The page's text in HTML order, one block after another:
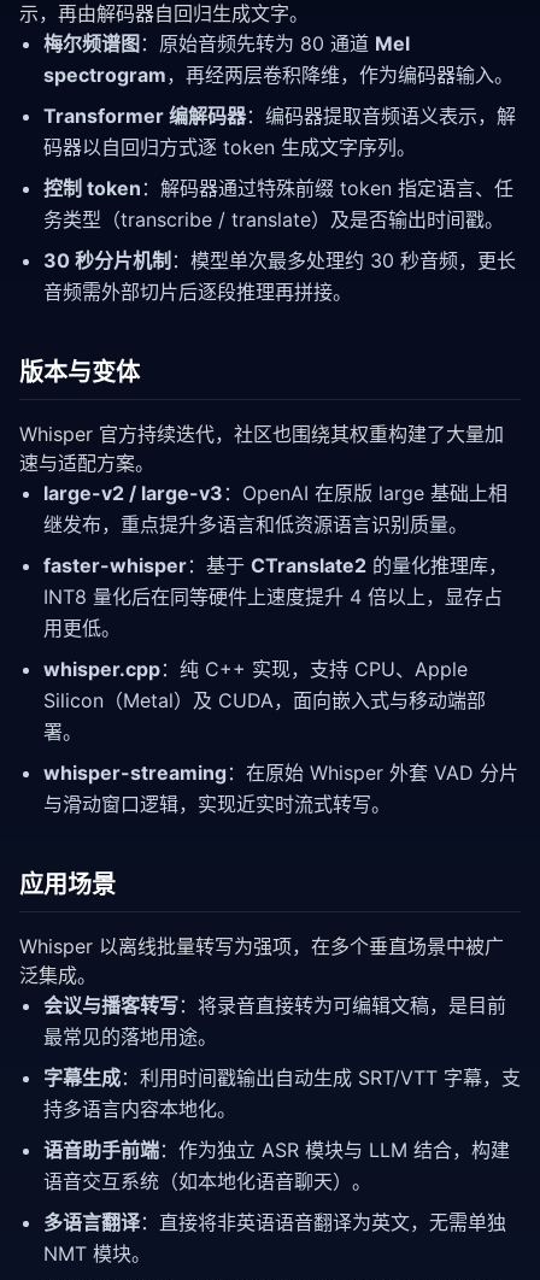
示，再由解码器自回归生成文字。
梅尔频谱图 ：原始音频先转为 80 通道 Mel
spectrogram，再经两层卷积降维，作为编码器输入。
Transformer 编解码器：编码器提取音频语义表示，解
码器以自回归方式逐 token 生成文字序列。
控制 token ：解码器通过特殊前缀 token 指定语言、任
务类型（transcribe / translate）及是否输出时间戳。
30 秒分片机制 ：模型单次最多处理约 30 秒音频，更长
音频需外部切片后逐段推理再拼接。
版本与变体
Whisper 官方持续迭代，社区也围绕其权重构建了大量加
速与适配方案。
large-v2 / large-v3 ：OpenAI 在原版 large 基础上相
继发布，重点提升多语言和低资源语言识别质量。
faster-whisper：基于 CTranslate2 的量化推理库，
INT8 量化后在同等硬件上速度提升 4 倍以上，显存占
用更低。
whisper.cpp：纯 C++ 实现，支持 CPU、Apple
Silicon（Metal）及 CUDA，面向嵌入式与移动端部
署。
whisper-streaming：在原始 Whisper 外套 VAD 分片
与滑动窗口逻辑，实现近实时流式转写。
应用场景
Whisper 以离线批量转写为强项，在多个垂直场景中被广
泛集成。
会议与播客转写：将录音直接转为可编辑文稿，是目前
最常见的落地用途。
字幕生成：利用时间戳输出自动生成 SRT/VTT 字幕，支
持多语言内容本地化。
语音助手前端：作为独立 ASR 模块与 LLM 结合，构建
语音交互系统（如本地化语音聊天）。
多语言翻译：直接将非英语语音翻译为英文，无需单独
NMT 模块。